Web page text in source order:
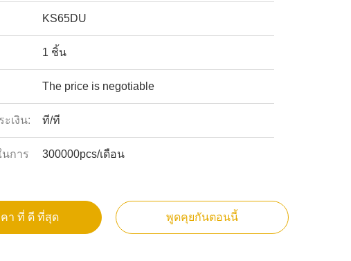
KS65DU
1 ชิ้น
The price is negotiable
ะเงิน: ที/ที
การ
300000pcs/เดือน
า ที่ ดี ที่สุด พูดคุยกันตอนนี้